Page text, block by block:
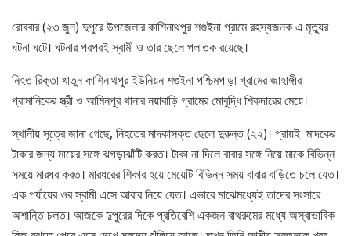
রোববার (২৩ জুন) দুপুরে উপজেলার কাশিনাথপুর শগুইনা গ্রামে রহস্যজনক এ মৃত্যুর
ঘটনা ঘটে। ঘটনার পরপরই স্বামী ও তার ছেলে পলাতক রয়েছে।
নিহত রিক্তা খাতুন কাশিনাথপুর ইউনিয়ন শগুইনা পশ্চিমপাড়া গ্রামের জাহাঙ্গীর
প্রামানিকের স্ত্রী ও আমিনপুর থানার নয়াবাড়ি গ্রামের মোবুদ্ধি শিকদারের মেয়ে।
স্থানীয় সূত্রে জানা গেছে, নিহতের মাদকাসক্ত ছেলে দুরুন্ত (২২)। প্রায়ই মাদকের
টাকার জন্য মায়ের সঙ্গে ঝগড়াঝাঁটি করত। টাকা না দিলে বাবার সঙ্গে নিয়ে মাকে বিভিন্ন
সময়ে মারধর করত। মারধরের শিকার হয়ে মেয়েটি বিভিন্ন সময় বাবার বাড়িতে চলে যেত।
এক পর্যায়ের ওর স্বামী এসে আবার নিয়ে যেত। এভাবে মাঝেমধ্যেই তাদের সংসারে
অশান্তি চলত। আজকে দুপুরের দিকে প্রতিবেশি একজন বাথরুমের মধ্যে অস্বাভাবিক